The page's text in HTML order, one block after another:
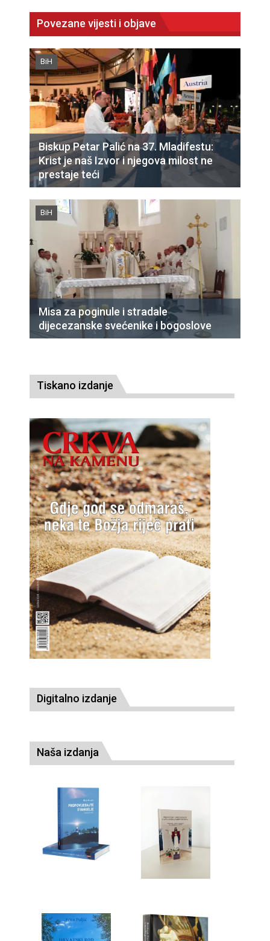
Povezane vijesti i objave
BiH
Biskup Petar Palić na 37. Mladifestu:
Krist je naš Izvor i njegova milost ne
prestaje teći
BiH
Misa za poginule i stradale
dijecezanske svećenike i bogoslove
Tiskano izdanje
Digitalno izdanje
Naša izdanja